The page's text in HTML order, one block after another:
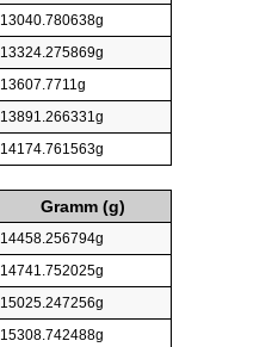
13040.780638g
13324.275869g
13607.7711g
13891.266331g
14174.761563g
Gramm (g)
14458.256794g
14741.752025g
15025.247256g
15308.742488g